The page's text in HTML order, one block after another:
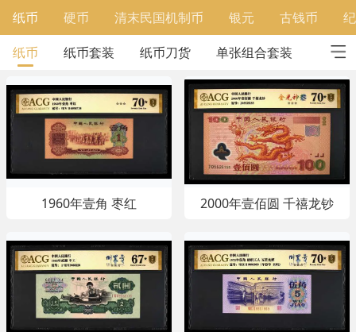
纸币 硬币 清末民国机制币 银元 古钱币
纸币
纸币套装 纸币刀货 单张组合套装 外国
1960年壹角 枣红 2000年壹佰圆 千禧龙钞